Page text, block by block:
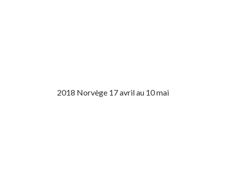
2018 Norvège 17 avril au 10 mai